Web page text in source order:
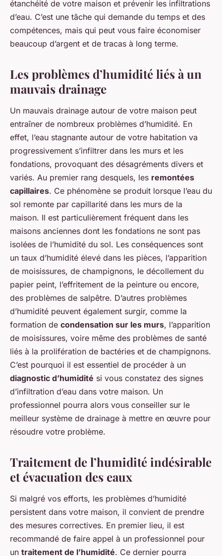
étanchéité de votre maison et prévenir les infiltrations
d’eau. C’est une tâche qui demande du temps et des
compétences, mais qui peut vous faire économiser
beaucoup d’argent et de tracas à long terme.
Les problèmes d’humidité liés à un
mauvais drainage
Un mauvais drainage autour de votre maison peut
entraîner de nombreux problèmes d’humidité. En
effet, l’eau stagnante autour de votre habitation va
progressivement s’infiltrer dans les murs et les
fondations, provoquant des désagréments divers et
variés. Au premier rang desquels, les remontées
capillaires. Ce phénomène se produit lorsque l’eau du
sol remonte par capillarité dans les murs de la
maison. Il est particulièrement fréquent dans les
maisons anciennes dont les fondations ne sont pas
isolées de l’humidité du sol. Les conséquences sont
un taux d’humidité élevé dans les pièces, l’apparition
de moisissures, de champignons, le décollement du
papier peint, l’effritement de la peinture ou encore,
des problèmes de salpêtre. D’autres problèmes
d’humidité peuvent également surgir, comme la
formation de condensation sur les murs, l’apparition
de moisissures, voire même des problèmes de santé
liés à la prolifération de bactéries et de champignons.
C’est pourquoi il est essentiel de procéder à un
diagnostic d’humidité si vous constatez des signes
d’infiltration d’eau dans votre maison. Un
professionnel pourra alors vous conseiller sur le
meilleur système de drainage à mettre en œuvre pour
résoudre votre problème.
Traitement de l’humidité indésirable
et évacuation des eaux
Si malgré vos efforts, les problèmes d’humidité
persistent dans votre maison, il convient de prendre
des mesures correctives. En premier lieu, il est
recommandé de faire appel à un professionnel pour
un traitement de l’humidité. Ce dernier pourra